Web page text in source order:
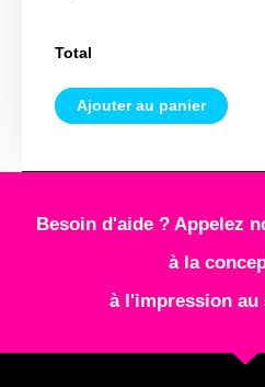
Total
Ajouter au panier
Besoin d'aide ? Appelez
à la
à l'impression au